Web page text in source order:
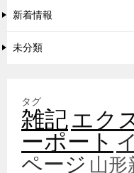
新着情報
未分類
タグ
雑記エク
ーポート
ページ 山形